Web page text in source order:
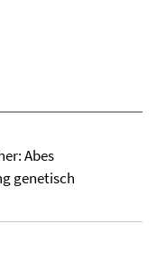
Abes
genetisch